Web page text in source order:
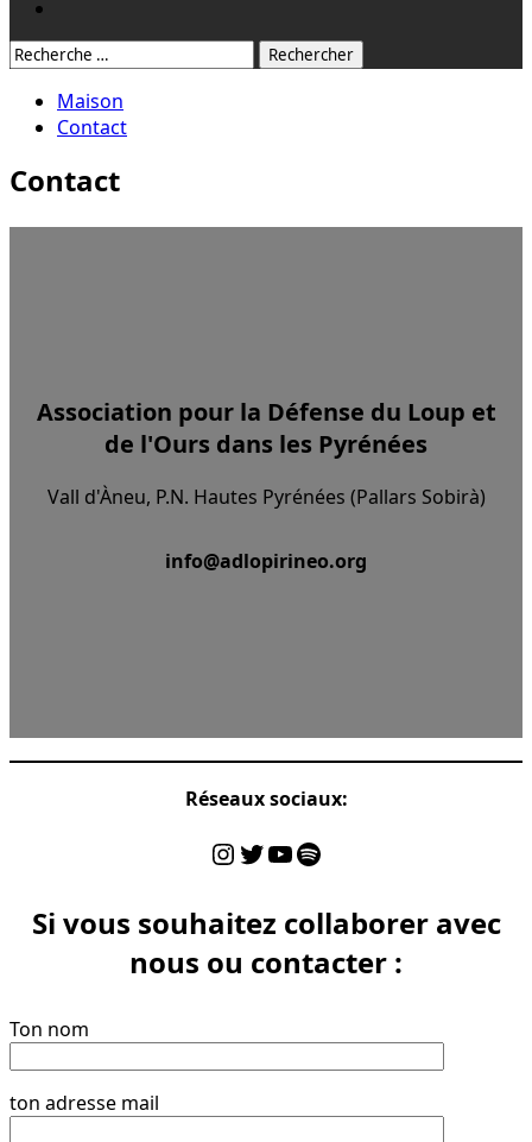
Rechercher:
Maison
Contact
Contact
Association pour la Défense du Loup et
de l'Ours dans les Pyrénées
Vall d'Àneu, P.N. Hautes Pyrénées (Pallars Sobirà)
info@adlopirineo.org
Réseaux sociaux:
Instagram
Twitter
Youtube
Spotify
Si vous souhaitez collaborer avec
nous ou contacter :
Ton nom
ton adresse mail